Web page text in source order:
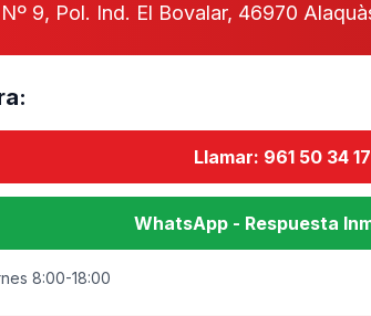
9, Pol. Ind. El Bovalar, 46970
Llamar: 961 50 34 17
WhatsApp - Respuesta
8:00-18:00